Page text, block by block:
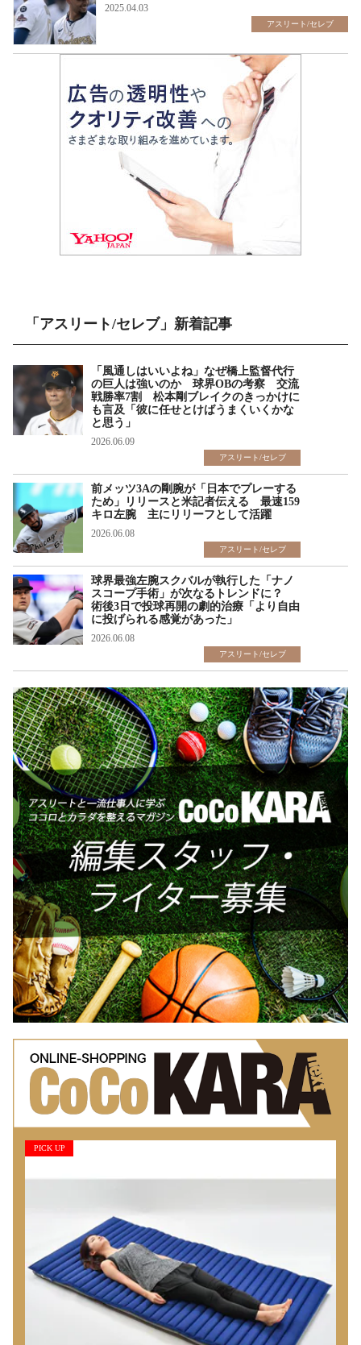
2025.04.03
アスリート/セレブ
「アスリート/セレブ」新着記事
「風通しはいいよね」なぜ橋上監督代行
の巨人は強いのか 球界OBの考察 交流
戦勝率7割 松本剛ブレイクのきっかけに
も言及「彼に任せとけばうまくいくかな
と思う」
2026.06.09
アスリート/セレブ
前メッツ3Aの剛腕が「日本でプレーする
ため」リリースと米記者伝える 最速159
キロ左腕 主にリリーフとして活躍
2026.06.08
アスリート/セレブ
球界最強左腕スクバルが執行した「ナノ
スコープ手術」が次なるトレンドに？
術後3日で投球再開の劇的治療「より自由
に投げられる感覚があった」
2026.06.08
アスリート/セレブ
PICK UP